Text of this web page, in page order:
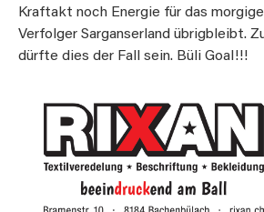
Kraftakt noch Energie für das
Verfolger Sarganserland übrigbleibt.
dürfte dies der Fall sein. Büli Goal!!!